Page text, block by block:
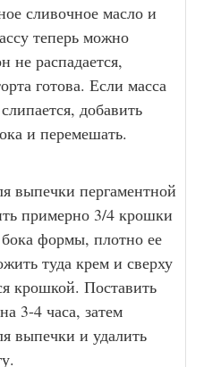
сливочное масло и
теперь можно
не распадается,
готова. Если масса
добавить
и перемешать.
выпечки пергаментной
примерно 3/4 крошки
формы, плотно ее
туда крем и сверху
крошкой. Поставить
3-4 часа, затем
выпечки и удалить